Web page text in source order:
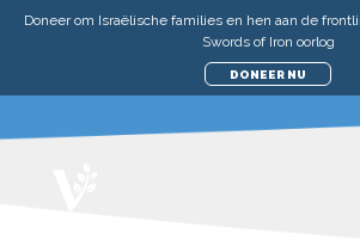
Doneer om Israëlische families en hen aan de
Swords of Iron oorlog
DONEER NU